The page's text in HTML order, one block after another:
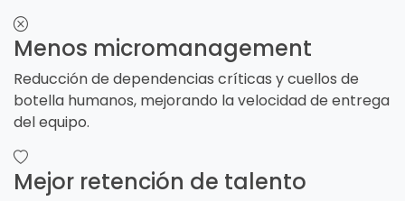
Menos micromanagement
Reducción de dependencias críticas y cuellos de
botella humanos, mejorando la velocidad de entrega
del equipo.
Mejor retención de talento